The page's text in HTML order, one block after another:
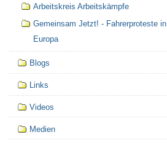
Arbeitskreis Arbeitskämpfe
Gemeinsam Jetzt! - Fahrerproteste in
Europa
Blogs
Links
Videos
Medien